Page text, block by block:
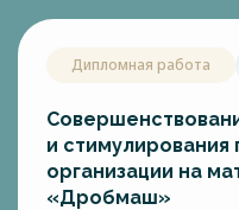
Дипломная работа
и стимулирования
организации на
«Дробмаш»